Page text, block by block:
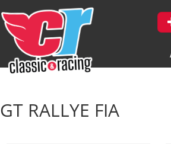
GT RALLYE FIA